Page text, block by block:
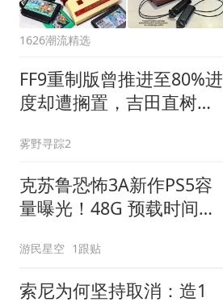
1626潮流精选
FF9重制版曾推进至80%进
度却遭搁置，吉田直树坦
雾野寻踪2
克苏鲁恐怖3A新作PS5容
量曝光！48G 预载时间定
游民星空 1跟贴
索尼为何坚持取消：造1